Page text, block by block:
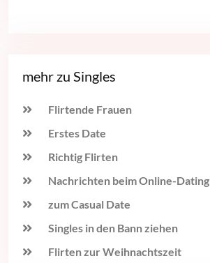
mehr zu Singles
Flirtende Frauen
Erstes Date
Richtig Flirten
Nachrichten beim Online-Dating
zum Casual Date
Singles in den Bann ziehen
Flirten zur Weihnachtszeit